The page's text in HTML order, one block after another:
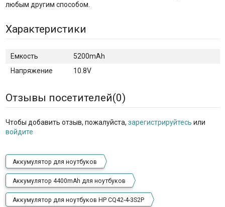
любым другим способом.
Характеристики
Емкость
5200mAh
Напряжение
10.8V
Отзывы посетителей(0)
Чтобы добавить отзыв, пожалуйста, зарегистрируйтесь или
войдите
Аккумулятор для ноутбуков
Аккумулятор 4400mAh для ноутбуков
Аккумулятор для ноутбуков HP CQ42-4-3S2P